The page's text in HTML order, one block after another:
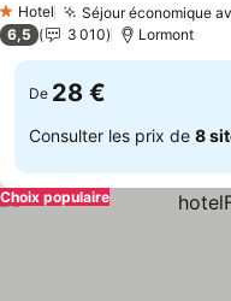
1 Étoiles
Hotel Séjour économique
6,5 3 010 Lormont
De 28 €
Consulter les prix de 8
Choix populaire